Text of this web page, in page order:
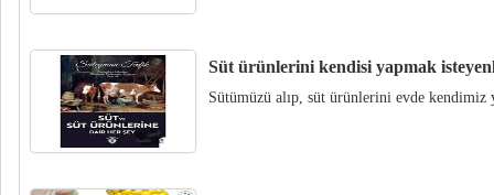
Süt ürünlerini kendisi yapmak
Sütümüzü alıp, süt ürünlerini evde